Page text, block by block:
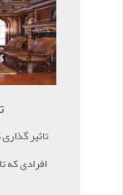
تاثیر
افرادی که